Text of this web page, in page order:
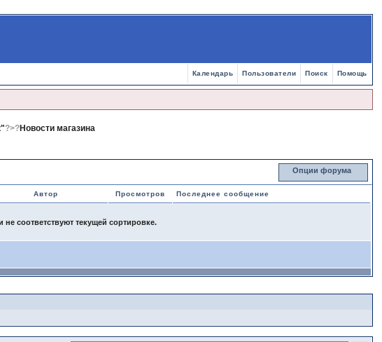
Помощь
Поиск
Пользователи
Календарь
?>?Новости магазина
Опции форума
Автор Просмотров Последнее сообщение
соответствуют текущей сортировке.